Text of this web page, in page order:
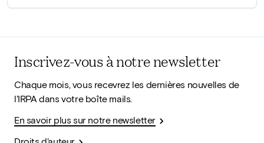
Inscrivez-vous à notre newsletter
Chaque mois, vous recevrez les dernières nouvelles de
l'IRPA dans votre boîte mails.
En savoir plus sur notre newsletter